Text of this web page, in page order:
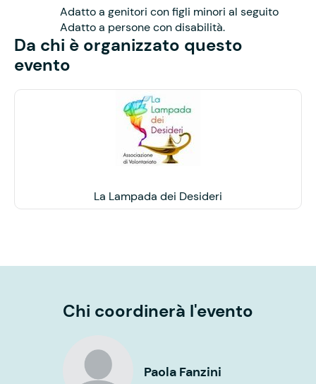
Adatto a genitori con figli minori al seguito
Adatto a persone con disabilità.
Da chi è organizzato questo
evento
La Lampada dei Desideri
Chi coordinerà l'evento
Paola Fanzini